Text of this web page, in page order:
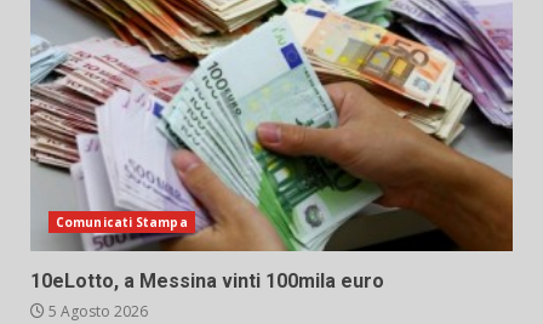
Comunicati Stampa
10eLotto, a Messina vinti 100mila euro
5 Agosto 2026